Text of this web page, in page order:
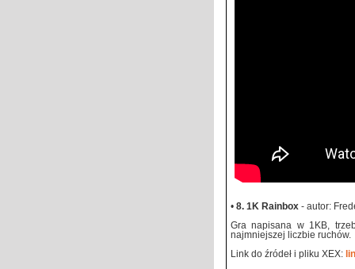
• 8. 1K Rainbox - autor:
Gra napisana w 1KB,
najmniejszej liczbie ruchów.
Link do źródeł i pliku XEX: